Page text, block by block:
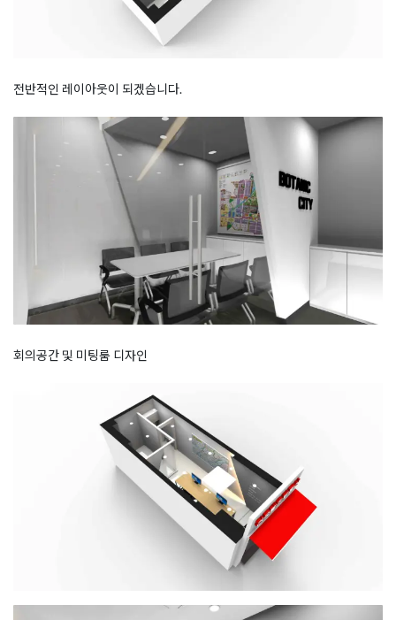
전반적인 레이아웃이 되겠습니다.
회의공간 및 미팅룸 디자인